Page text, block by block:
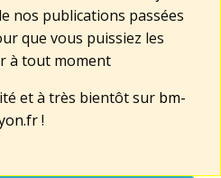
nos publications passées
que vous puissiez les
à tout moment
et à très bientôt sur bm-
!